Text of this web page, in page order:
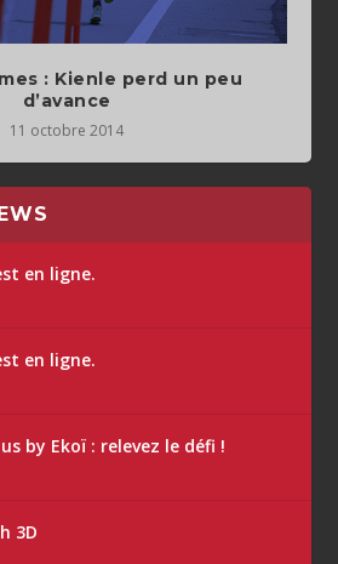
: Kienle perd un peu
d’avance
11 octobre 2014
en ligne.
en ligne.
by Ekoï : relevez le défi !
3D